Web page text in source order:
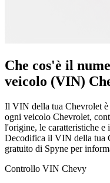
Che cos'è il
veicolo (VIN)
Il VIN della tua Chevrolet è
ogni veicolo Chevrolet,
l'origine, le caratteristiche
Decodifica il VIN della tua
gratuito di Spyne per
Controllo VIN Chevy